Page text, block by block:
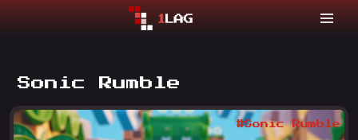
Sonic Rumble
#Sonic Rumble